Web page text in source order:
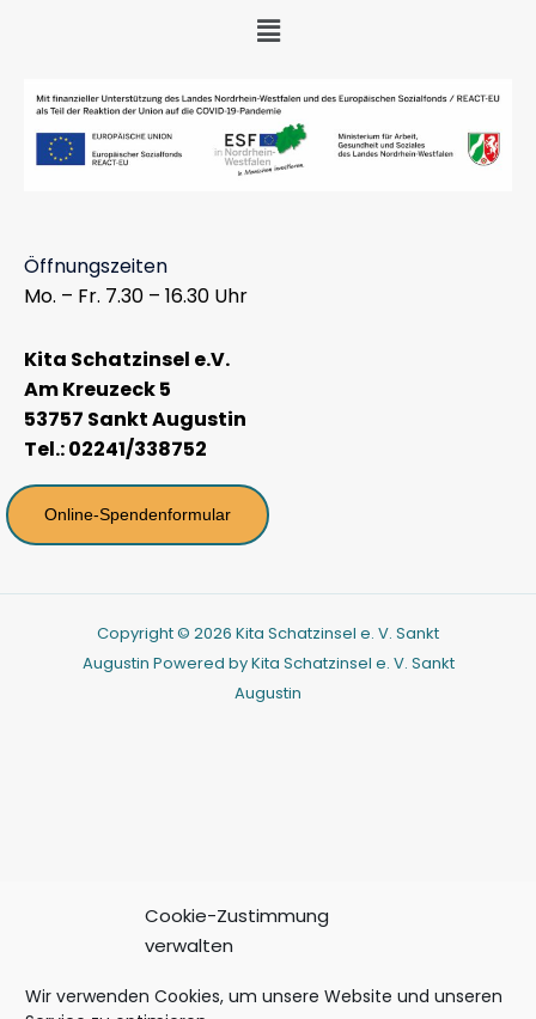
Cookie-Zustimmung
verwalten
Wir verwenden Cookies, um unsere Website und unseren
Menü
Öffnungszeiten
Mo. – Fr. 7.30 – 16.30 Uhr
Kita Schatzinsel e.V.
Am Kreuzeck 5
53757 Sankt Augustin
Tel.: 02241/338752
Online-Spendenformular
Copyright © 2026 Kita Schatzinsel e. V. Sankt
Augustin Powered by Kita Schatzinsel e. V. Sankt
Augustin